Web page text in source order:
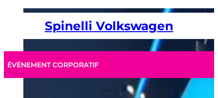
Spinelli Volkswagen
ÉVÉNEMENT CORPORATIF